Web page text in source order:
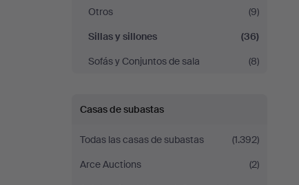
Jönköping
Otros
(9)
Sillas y sillones
(36)
Sofás y Conjuntos de sala
(8)
Casas de subastas
Todas las casas de subastas
(1.392)
Arce Auctions
(2)